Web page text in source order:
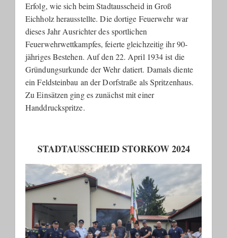
Erfolg, wie sich beim Stadtausscheid in Groß
Eichholz herausstellte. Die dortige Feuerwehr war
dieses Jahr Ausrichter des sportlichen
Feuerwehrwettkampfes, feierte gleichzeitig ihr 90-
jähriges Bestehen. Auf den 22. April 1934 ist die
Gründungsurkunde der Wehr datiert. Damals diente
ein Feldsteinbau an der Dorfstraße als Spritzenhaus.
Zu Einsätzen ging es zunächst mit einer
Handdruckspritze.
STADTAUSSCHEID STORKOW 2024